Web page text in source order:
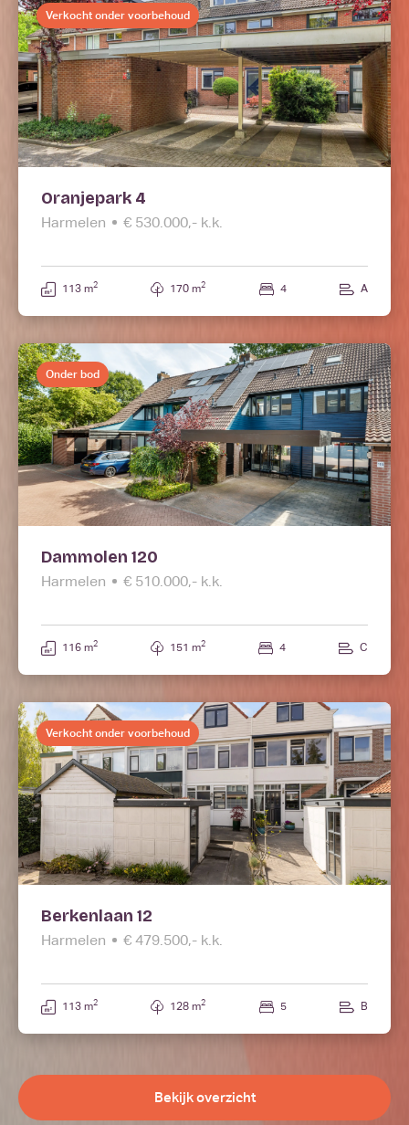
Verkocht onder voorbehoud
Oranjepark 4
Harmelen € 530.000,- k.k.
113 m2 170 m2 4 A
Onder bod
Dammolen 120
Harmelen € 510.000,- k.k.
116 m2 151 m2 4 C
Verkocht onder voorbehoud
Berkenlaan 12
Harmelen € 479.500,- k.k.
113 m2 128 m2 5 B
Bekijk overzicht